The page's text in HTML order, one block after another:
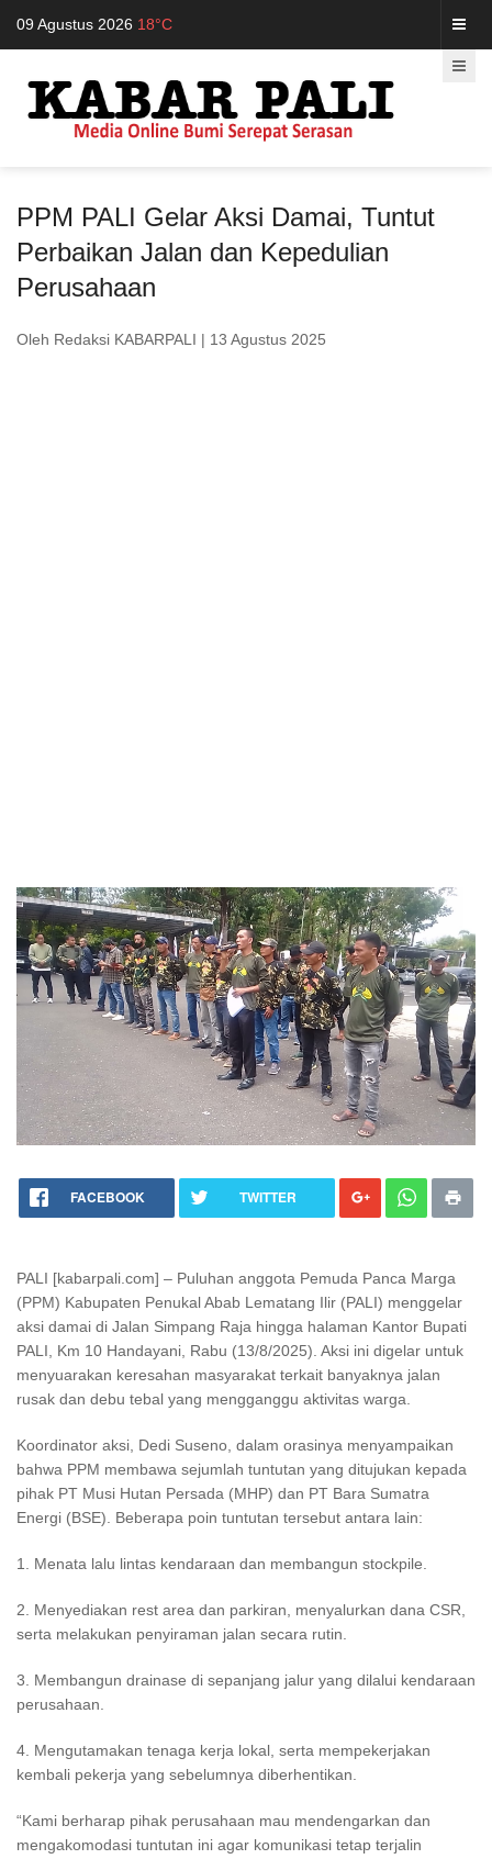
09 Agustus 2026 18°C
PPM PALI Gelar Aksi Damai, Tuntut
Perbaikan Jalan dan Kepedulian
Perusahaan
Oleh Redaksi KABARPALI | 13 Agustus 2025
FACEBOOK TWITTER
PALI [kabarpali.com] – Puluhan anggota Pemuda Panca Marga
(PPM) Kabupaten Penukal Abab Lematang Ilir (PALI) menggelar
aksi damai di Jalan Simpang Raja hingga halaman Kantor Bupati
PALI, Km 10 Handayani, Rabu (13/8/2025). Aksi ini digelar untuk
menyuarakan keresahan masyarakat terkait banyaknya jalan
rusak dan debu tebal yang mengganggu aktivitas warga.
Koordinator aksi, Dedi Suseno, dalam orasinya menyampaikan
bahwa PPM membawa sejumlah tuntutan yang ditujukan kepada
pihak PT Musi Hutan Persada (MHP) dan PT Bara Sumatra
Energi (BSE). Beberapa poin tuntutan tersebut antara lain:
1. Menata lalu lintas kendaraan dan membangun stockpile.
2. Menyediakan rest area dan parkiran, menyalurkan dana CSR,
serta melakukan penyiraman jalan secara rutin.
3. Membangun drainase di sepanjang jalur yang dilalui kendaraan
perusahaan.
4. Mengutamakan tenaga kerja lokal, serta mempekerjakan
kembali pekerja yang sebelumnya diberhentikan.
“Kami berharap pihak perusahaan mau mendengarkan dan
mengakomodasi tuntutan ini agar komunikasi tetap terjalin